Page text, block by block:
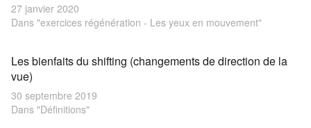
27 janvier 2020
Dans "exercices régénération - Les yeux en mouvement"
Les bienfaits du shifting (changements de direction de la
vue)
30 septembre 2019
Dans "Définitions"
Skip back to main navigation